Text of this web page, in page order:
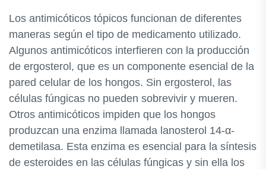
Los antimicóticos tópicos funcionan de diferentes
maneras según el tipo de medicamento utilizado.
Algunos antimicóticos interfieren con la producción
de ergosterol, que es un componente esencial de la
pared celular de los hongos. Sin ergosterol, las
células fúngicas no pueden sobrevivir y mueren.
Otros antimicóticos impiden que los hongos
produzcan una enzima llamada lanosterol 14-α-
demetilasa. Esta enzima es esencial para la síntesis
de esteroides en las células fúngicas y sin ella los